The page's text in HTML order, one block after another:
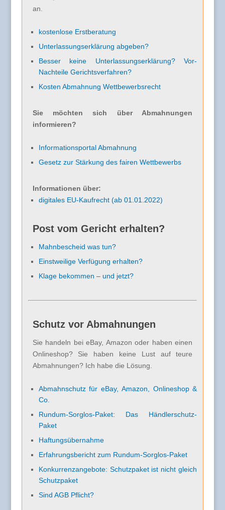
an.
kostenlose Erstberatung
Unterlassungserklärung abgeben?
Besser keine Unterlassungserklärung? Vor-
Nachteile Gerichtsverfahren?
Kosten Abmahnung Wettbewerbsrecht
Sie möchten sich über Abmahnungen
informieren?
Informationsportal Abmahnung
Gesetz zur Stärkung des fairen Wettbewerbs
Informationen über:
digitales EU-Kaufrecht (ab 01.01.2022)
Post vom Gericht erhalten?
Mahnbescheid was tun?
Einstweilige Verfügung erhalten?
Klage bekommen – und jetzt?
Schutz vor Abmahnungen
Sie handeln bei eBay, Amazon oder haben einen
Onlineshop? Sie haben keine Lust auf teure
Abmahnungen? Ich habe die Lösung.
Abmahnschutz für eBay, Amazon, Onlineshop &
Co.
Rundum-Sorglos-Paket: Das Händlerschutz-
Paket
Haftungsübernahme
Erfahrungsbericht zum Rundum-Sorglos-Paket
Konkurrenzangebote: Schutzpaket ist nicht gleich
Schutzpaket
Sind AGB Pflicht?